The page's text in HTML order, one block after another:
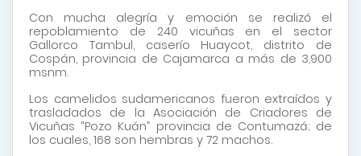
Con mucha alegría y emoción se realizó el
repoblamiento de 240 vicuñas en el sector
Gallorco Tambul, caserío Huaycot, distrito de
Cospán, provincia de Cajamarca a más de 3,900
msnm.
Los camelidos sudamericanos fueron extraídos y
trasladados de la Asociación de Criadores de
Vicuñas “Pozo Kuán” provincia de Contumazá; de
los cuales, 168 son hembras y 72 machos.